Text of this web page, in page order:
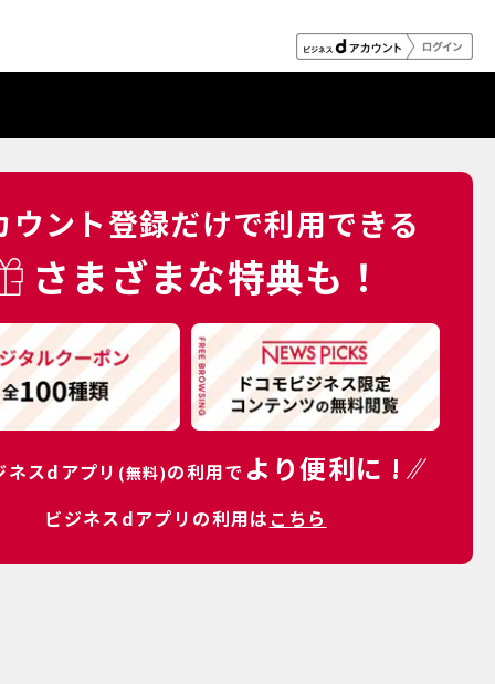
ウント登録だけで利用できる
さまざまな特典も！
ネスdアプリ (無料)の利用で より便利に !
ビジネスdアプリの利用は こちら